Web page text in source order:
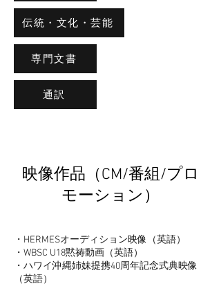
伝統・文化・芸能
専門文書
通訳
映像作品（CM/番組/プロ
モーション）
・HERMESオーディション映像（英語）
・WBSC U18黙祷動画（英語）
・ハワイ沖縄姉妹提携40周年記念式典映像
（英語）